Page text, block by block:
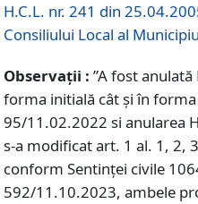
H.C.L. nr. 241 din
Consiliului Local al
Observații : ”A fost
forma initială cât și în
95/11.02.2022 si anularea
s-a modificat art. 1 al. 1, 2,
conform Sentinței civile
592/11.10.2023, ambele